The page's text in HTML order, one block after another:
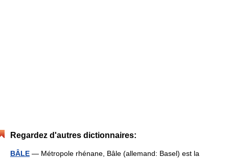
Regardez d'autres dictionnaires:
BÂLE — Métropole rhénane, Bâle (allemand: Basel) est la